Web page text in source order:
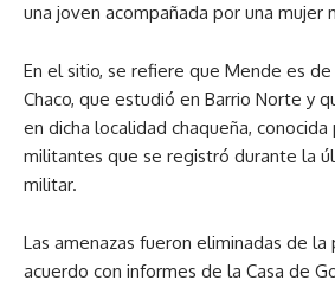
una joven acompañada por una mujer
En el sitio, se refiere que Mende es
Chaco, que estudió en Barrio Norte y
en dicha localidad chaqueña,
militantes que se registró durante la
militar.
Las amenazas fueron eliminadas de la
acuerdo con informes de la Casa de